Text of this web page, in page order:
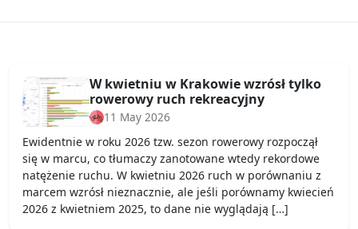
W kwietniu w Krakowie wzrósł tylko
rowerowy ruch rekreacyjny
11 May 2026
Ewidentnie w roku 2026 tzw. sezon rowerowy rozpoczął
się w marcu, co tłumaczy zanotowane wtedy rekordowe
natężenie ruchu. W kwietniu 2026 ruch w porównaniu z
marcem wzrósł nieznacznie, ale jeśli porównamy kwiecień
2026 z kwietniem 2025, to dane nie wyglądają […]